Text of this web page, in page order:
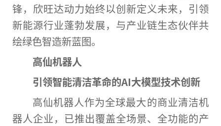
锋，欣旺达动力始终以创新定义未来，引领
新能源行业蓬勃发展，与产业链生态伙伴共
绘绿色智造新蓝图。
高仙机器人
引领智能清洁革命的AI大模型技术创新
高仙机器人作为全球最大的商业清洁机
器人企业，已推出覆盖全场景、全功能的产